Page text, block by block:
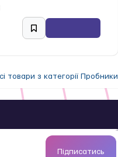
товари з категорії Пробники
Підписатись